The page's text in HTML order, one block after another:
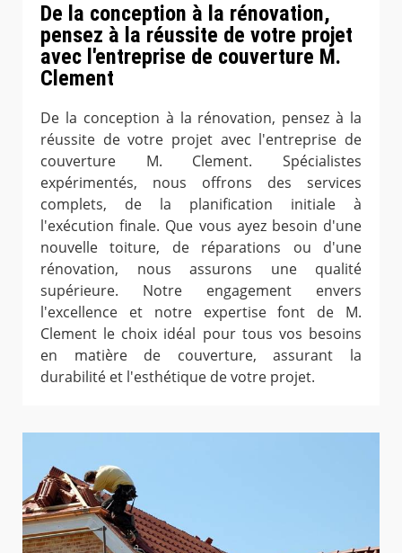
De la conception à la rénovation,
pensez à la réussite de votre projet
avec l'entreprise de couverture M.
Clement
De la conception à la rénovation, pensez à la
réussite de votre projet avec l'entreprise de
couverture M. Clement. Spécialistes
expérimentés, nous offrons des services
complets, de la planification initiale à
l'exécution finale. Que vous ayez besoin d'une
nouvelle toiture, de réparations ou d'une
rénovation, nous assurons une qualité
supérieure. Notre engagement envers
l'excellence et notre expertise font de M.
Clement le choix idéal pour tous vos besoins
en matière de couverture, assurant la
durabilité et l'esthétique de votre projet.